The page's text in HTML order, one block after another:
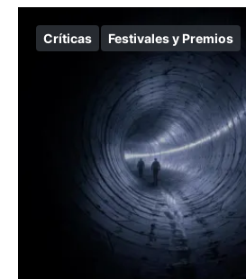
Críticas Festivales y Premios